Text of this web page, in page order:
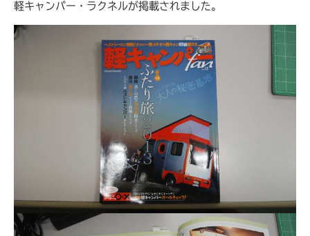
軽キャンパー・ラクネルが掲載されました。